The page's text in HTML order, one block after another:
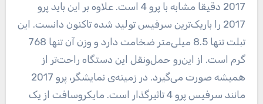
2017 دقیقا مشابه با پرو 4 است. علاوه بر این باید پرو
2017 را باریک‌ترین سرفیس تولید شده تاکنون دانست. این
تبلت تنها 8.5 میلی‌متر ضخامت دارد و وزن آن تنها 768
گرم است. از این‌رو حمل‌ونقل این دستگاه راحت‌تر از
همیشه صورت می‌گیرد. در زمینه‌ی نمایشگر، پرو 2017
مانند سرفیس پرو 4 تاثیرگذار است. مایکروسافت از یک